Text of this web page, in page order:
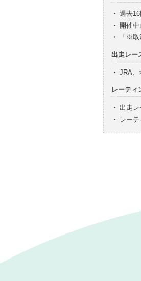
・ 過去
・ 開催
・
「※
出走レー
・ JRA、
レーティ
・ 出走レ
・
レー